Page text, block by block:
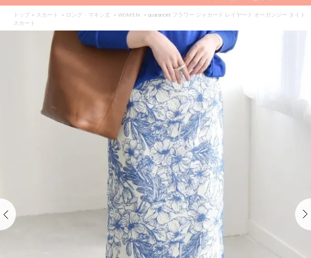
トップ > スカート > ロング・マキシ丈 > WOMEN > quaranciel: フラワー ジャカード レイヤード オーガンジー タイト
スカート